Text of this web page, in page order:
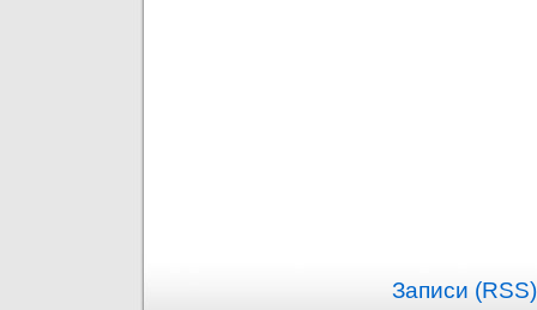
Записи (RSS)